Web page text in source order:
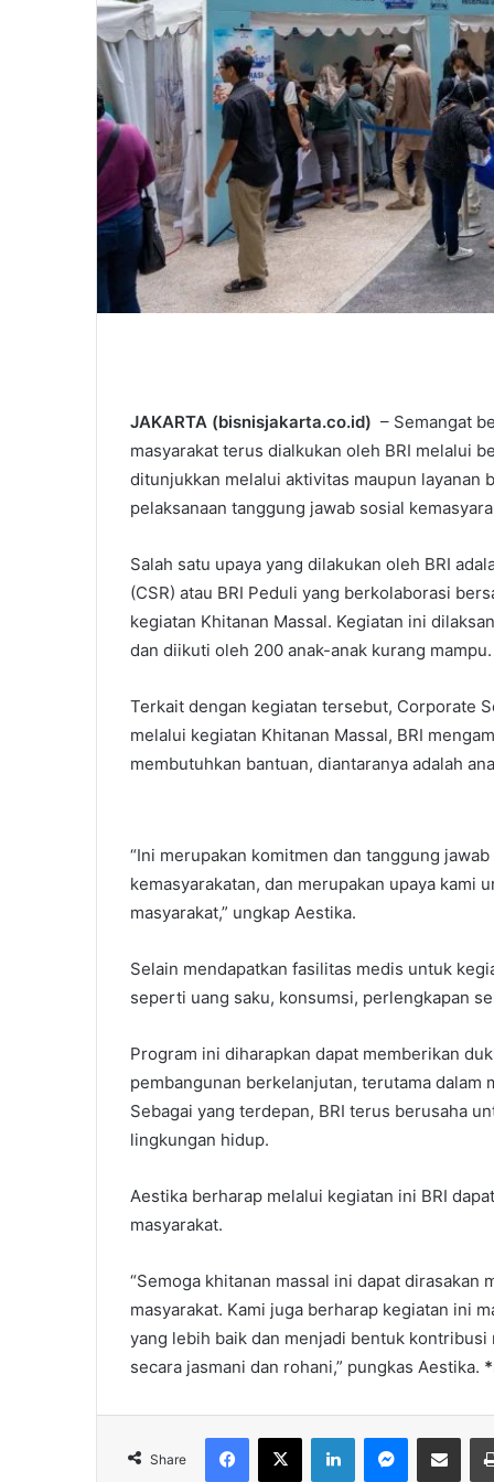
JAKARTA (bisnisjakarta.co.id) – Semangat
masyarakat terus dialkukan oleh BRI melalui
ditunjukkan melalui aktivitas maupun layanan
pelaksanaan tanggung jawab sosial
Salah satu upaya yang dilakukan oleh BRI
(CSR) atau BRI Peduli yang berkolaborasi
kegiatan Khitanan Massal. Kegiatan ini
dan diikuti oleh 200 anak-anak kurang mampu.
Terkait dengan kegiatan tersebut, Corporate
melalui kegiatan Khitanan Massal, BRI
membutuhkan bantuan, diantaranya adalah
“Ini merupakan komitmen dan tanggung
kemasyarakatan, dan merupakan upaya kami
masyarakat,” ungkap Aestika.
Selain mendapatkan fasilitas medis untuk
seperti uang saku, konsumsi, perlengkapan
Program ini diharapkan dapat memberikan
pembangunan berkelanjutan, terutama dalam
Sebagai yang terdepan, BRI terus berusaha
lingkungan hidup.
Aestika berharap melalui kegiatan ini BRI
masyarakat.
“Semoga khitanan massal ini dapat dirasakan
masyarakat. Kami juga berharap kegiatan ini
yang lebih baik dan menjadi bentuk kontribusi
secara jasmani dan rohani,” pungkas Aestika.
Share